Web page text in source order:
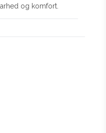
og komfort.